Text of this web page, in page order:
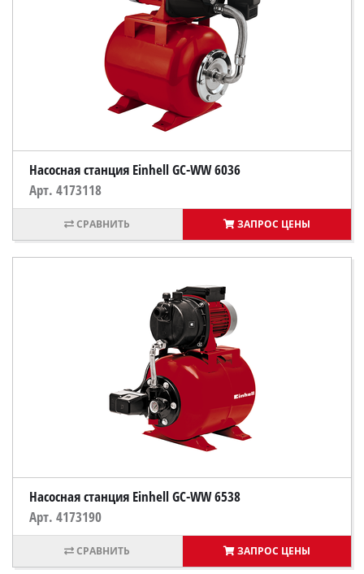
Насосная станция Einhell GC-WW 6036
Арт. 4173118
ЗАПРОС ЦЕНЫ
Насосная станция Einhell GC-WW 6538
Арт. 4173190
ЗАПРОС ЦЕНЫ